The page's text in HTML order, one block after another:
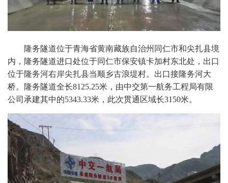
隆务隧道位于青海省黄南藏族自治州同仁市和尖扎县境
内，隆务隧道进口处位于同仁市保安镇卡加村东北处，出口
位于隆务河右岸尖扎县当顺乡古浪堤村。出口接隆务河大
桥。隆务隧道全长8125.25米，由中交第一航务工程局有限
公司承建其中的5343.33米，此次贯通区域长3150米。